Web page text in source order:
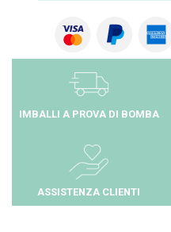
IMBALLI A PROVA DI BOMBA
ASSISTENZA CLIENTI